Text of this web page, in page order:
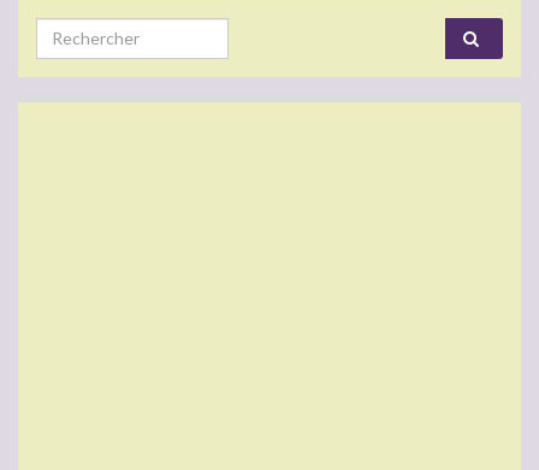
Search for: